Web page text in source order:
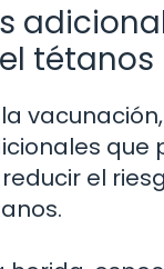
tétanos
que
el